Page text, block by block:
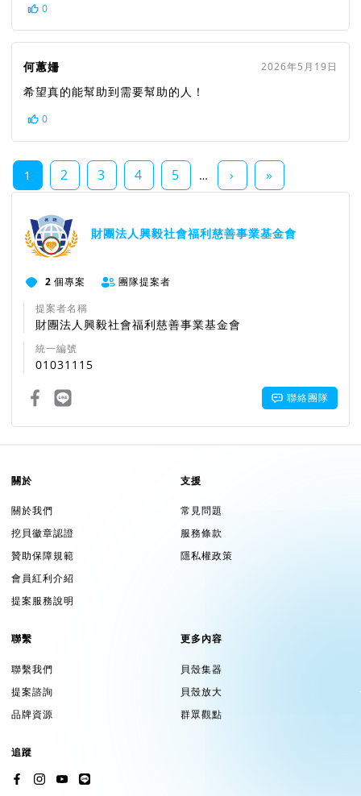
0
何蕙姍 2026年5月19日
希望真的能幫助到需要幫助的人！
0
1 2 3 4 5 … › »
財團法人興毅社會福利慈善事業基金會
2 個專案
團隊提案者
提案者名稱
財團法人興毅社會福利慈善事業基金會
統一編號
01031115
聯絡團隊
關於
關於我們
挖貝徽章認證
贊助保障規範
會員紅利介紹
提案服務說明
支援
常見問題
服務條款
隱私權政策
聯繫
聯繫我們
提案諮詢
品牌資源
更多內容
貝殼集器
貝殼放大
群眾觀點
追蹤